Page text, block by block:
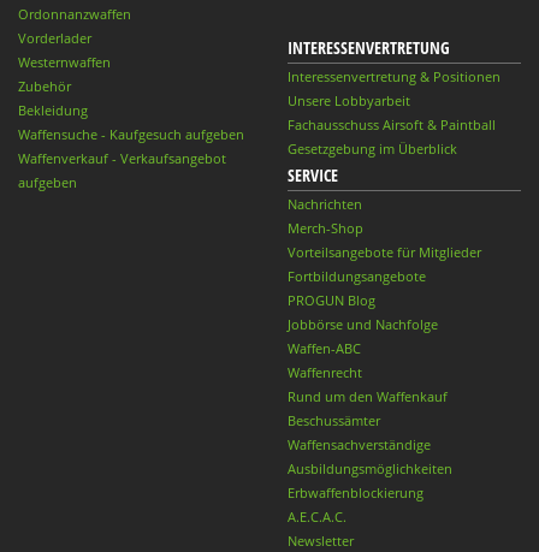
Ordonnanzwaffen
Vorderlader
Westernwaffen
Zubehör
Bekleidung
Waffensuche - Kaufgesuch aufgeben
Waffenverkauf - Verkaufsangebot
aufgeben
INTERESSENVERTRETUNG
Interessenvertretung & Positionen
Unsere Lobbyarbeit
Fachausschuss Airsoft & Paintball
Gesetzgebung im Überblick
SERVICE
Nachrichten
Merch-Shop
Vorteilsangebote für Mitglieder
Fortbildungsangebote
PROGUN Blog
Jobbörse und Nachfolge
Waffen-ABC
Waffenrecht
Rund um den Waffenkauf
Beschussämter
Waffensachverständige
Ausbildungsmöglichkeiten
Erbwaffenblockierung
A.E.C.A.C.
Newsletter